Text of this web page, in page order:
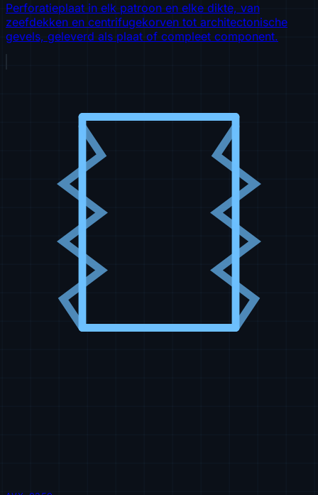
Perforatieplaat in elk patroon en elke dikte, van
zeefdekken en centrifugekorven tot architectonische
gevels, geleverd als plaat of compleet component.